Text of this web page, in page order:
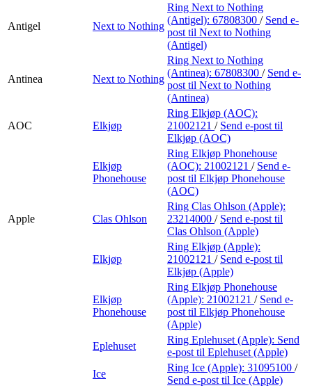
Antigel Next to Nothing
Ring Next to Nothing
(Antigel): 67808300 / Send e-
post til Next to Nothing
(Antigel)
Antinea Next to Nothing
Ring Next to Nothing
(Antinea): 67808300 / Send e-
post til Next to Nothing
(Antinea)
AOC Elkjøp
Ring Elkjøp (AOC):
21002121 / Send e-post til
Elkjøp (AOC)
Elkjøp
Phonehouse
Ring Elkjøp Phonehouse
(AOC): 21002121 / Send e-
post til Elkjøp Phonehouse
(AOC)
Apple Clas Ohlson
Ring Clas Ohlson (Apple):
23214000 / Send e-post til
Clas Ohlson (Apple)
Elkjøp
Ring Elkjøp (Apple):
21002121 / Send e-post til
Elkjøp (Apple)
Elkjøp
Phonehouse
Ring Elkjøp Phonehouse
(Apple): 21002121 / Send e-
post til Elkjøp Phonehouse
(Apple)
Eplehuset
Ring Eplehuset (Apple): Send
e-post til Eplehuset (Apple)
Ice
Ring Ice (Apple): 31095100 /
Send e-post til Ice (Apple)